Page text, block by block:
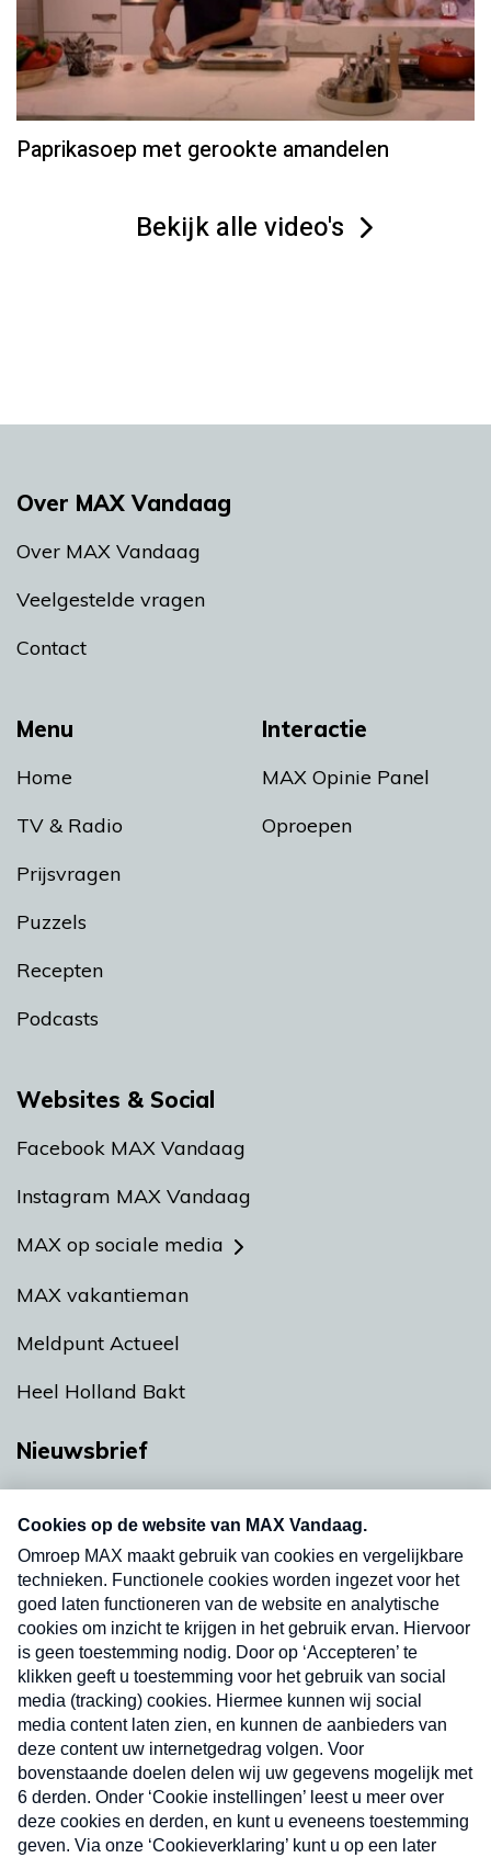
Paprikasoep met gerookte amandelen
Bekijk alle video's
Menu
Home
TV & Radio
Prijsvragen
Puzzels
Recepten
Podcasts
Interactie
MAX Opinie Panel
Oproepen
Over MAX Vandaag
Over MAX Vandaag
Veelgestelde vragen
Contact
Websites & Social
Facebook MAX Vandaag
Instagram MAX Vandaag
MAX op sociale media
MAX vakantieman
Meldpunt Actueel
Heel Holland Bakt
Nieuwsbrief
nieuwsbrief. Elke vrijdag- en dinsdagochtend in
uw mailbox.
Verzend
Nieuwsbrief